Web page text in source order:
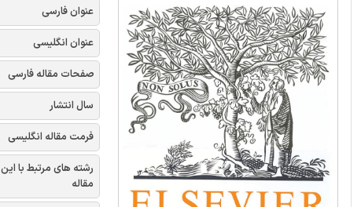
عنوان فارسی
عنوان انگلیسی
صفحات مقاله فارسی
سال انتشار
فرمت مقاله انگلیسی
رشته های مرتبط با این
مقاله